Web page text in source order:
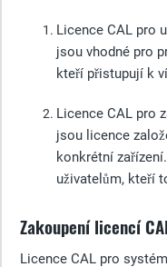
Licence CAL pro
jsou vhodné pro
kteří přistupují k
Licence CAL pro
jsou licence
konkrétní
uživatelům, kteří
Zakoupení licencí
Licence CAL pro